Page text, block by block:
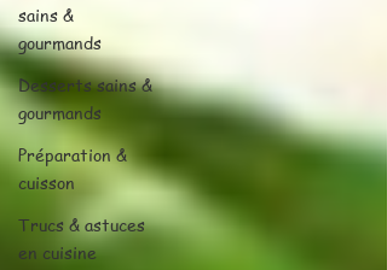
sains &
gourmands
Desserts sains &
gourmands
Préparation &
cuisson
Trucs & astuces
en cuisine